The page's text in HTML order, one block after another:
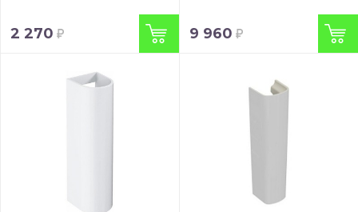
2 270 9 960